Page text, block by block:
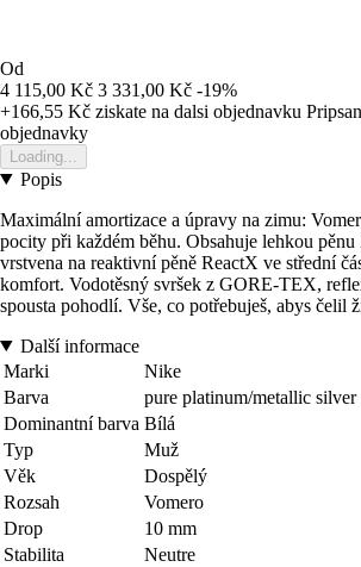
Od
4 115,00 Kč 3 331,00 Kč -19%
+166,55 Kč ziskate na dalsi objednavku
objednavky
Loading...
Popis
Maximální amortizace a úpravy na zimu:
pocity při každém běhu. Obsahuje lehkou
vrstvena na reaktivní pěně ReactX ve střední
komfort. Vodotěsný svršek z GORE-TEX,
spousta pohodlí. Vše, co potřebuješ, abys čelil
Další informace
Marki
Nike
Barva
pure platinum/metallic silver
Dominantní barva Bílá
Typ
Muž
Věk
Dospělý
Rozsah
Vomero
Drop
10 mm
Stabilita
Neutre